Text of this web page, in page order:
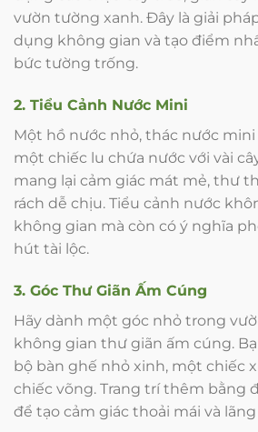
vườn tường xanh. Đây là giải
dụng không gian và tạo điểm
bức tường trống.
2. Tiểu Cảnh Nước Mini
Một hồ nước nhỏ, thác nước mini
một chiếc lu chứa nước với vài
mang lại cảm giác mát mẻ, thư
rách dễ chịu. Tiểu cảnh nước
không gian mà còn có ý nghĩa
hút tài lộc.
3. Góc Thư Giãn Ấm Cúng
Hãy dành một góc nhỏ trong
không gian thư giãn ấm cúng.
bộ bàn ghế nhỏ xinh, một chiếc
chiếc võng. Trang trí thêm bằng
để tạo cảm giác thoải mái và